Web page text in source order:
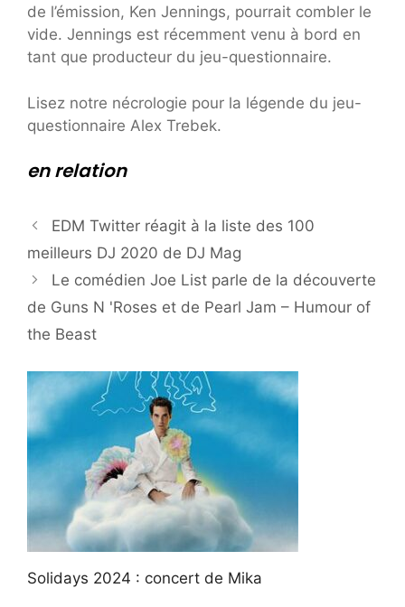
de l’émission, Ken Jennings, pourrait combler le
vide. Jennings est récemment venu à bord en
tant que producteur du jeu-questionnaire.
Lisez notre nécrologie pour la légende du jeu-
questionnaire Alex Trebek.
en relation
EDM Twitter réagit à la liste des 100
meilleurs DJ 2020 de DJ Mag
Le comédien Joe List parle de la découverte
de Guns N 'Roses et de Pearl Jam – Humour of
the Beast
Solidays 2024 : concert de Mika